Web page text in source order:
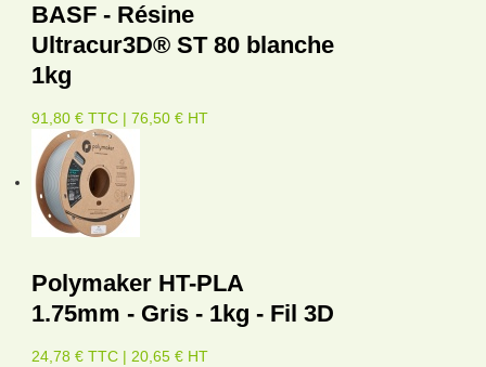
BASF - Résine
Ultracur3D® ST 80 blanche
1kg
91,80 € TTC | 76,50 € HT
Polymaker HT-PLA
1.75mm - Gris - 1kg - Fil 3D
24,78 € TTC | 20,65 € HT